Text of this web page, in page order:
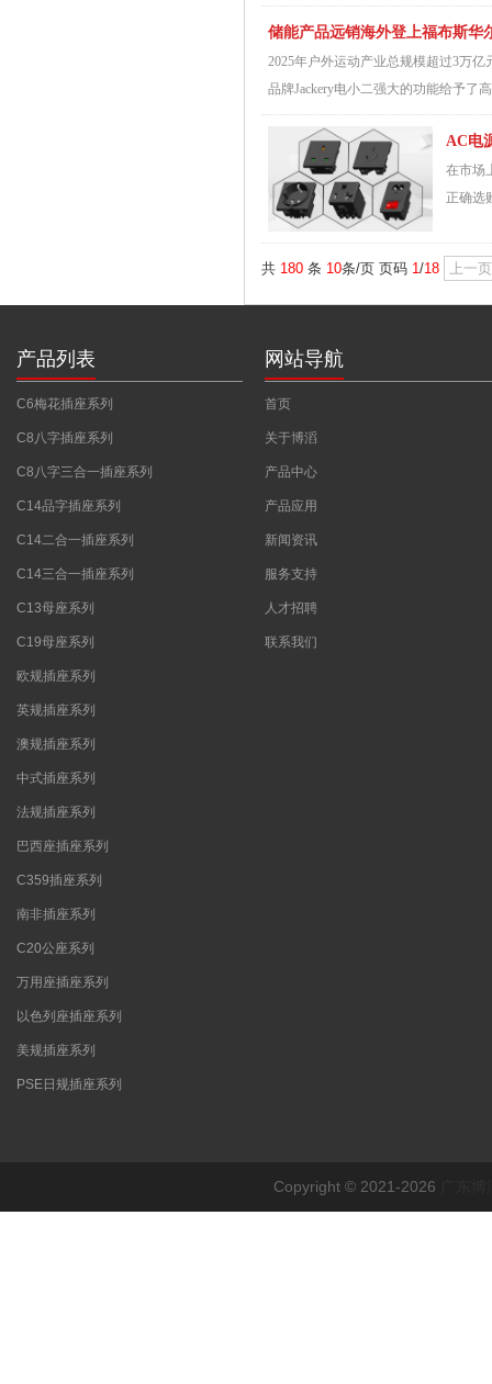
储能产品远销海外登上福布斯华
2025年户外运动产业总规模超过3万
品牌Jackery电小二强大的功能给予了
AC电
在市场
正确选
共 180 条 10条/页 页码 1/18 上一页
产品列表
C6梅花插座系列
C8八字插座系列
C8八字三合一插座系列
C14品字插座系列
C14二合一插座系列
C14三合一插座系列
C13母座系列
C19母座系列
欧规插座系列
英规插座系列
澳规插座系列
中式插座系列
法规插座系列
巴西座插座系列
C359插座系列
南非插座系列
C20公座系列
万用座插座系列
以色列座插座系列
美规插座系列
PSE日规插座系列
网站导航
首页
关于博滔
产品中心
产品应用
新闻资讯
服务支持
人才招聘
联系我们
Copyright © 2021-2026